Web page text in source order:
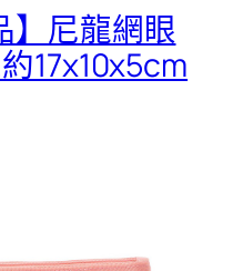
】尼龍網眼
17x10x5cm